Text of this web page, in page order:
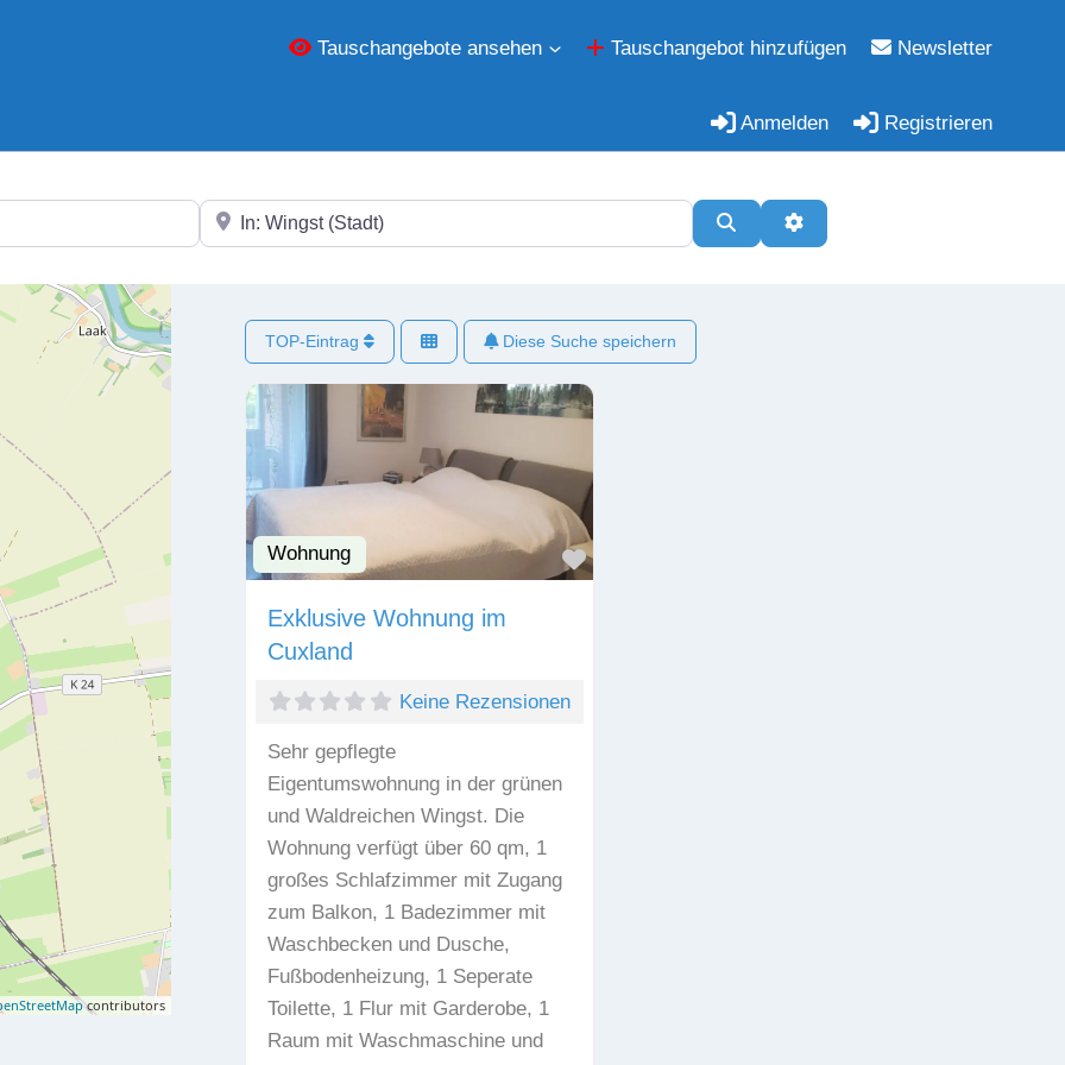
Tauschangebote ansehen Tauschangebot hinzufügen Newsletter
Anmelden Registrieren
In der Nähe SuchenErweiterte Filter
contributors
TOP-Eintrag Diese Suche speichern
Wohnung Favorit
Exklusive Wohnung im
Cuxland
Keine Rezensionen
Sehr gepflegte
Eigentumswohnung in der grünen
und Waldreichen Wingst. Die
Wohnung verfügt über 60 qm, 1
großes Schlafzimmer mit Zugang
zum Balkon, 1 Badezimmer mit
Waschbecken und Dusche,
Fußbodenheizung, 1 Seperate
Toilette, 1 Flur mit Garderobe, 1
Raum mit Waschmaschine und